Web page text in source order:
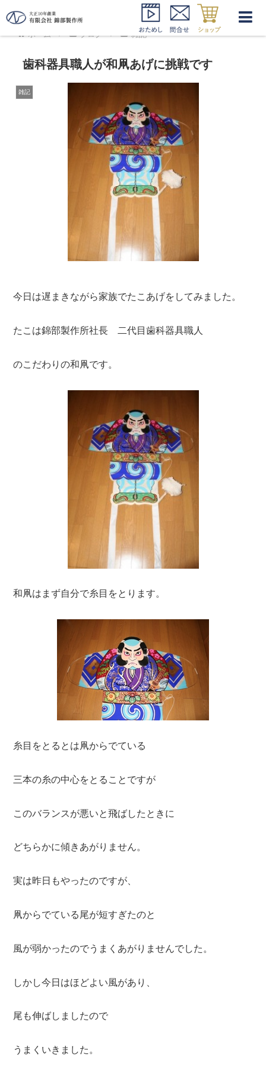
ホーム ブログ 雑記
歯科器具職人が和凧あげに挑戦です
雑記
今日は遅まきながら家族でたこあげをしてみました。
たこは錦部製作所社長 二代目歯科器具職人
のこだわりの和凧です。
和凧はまず自分で糸目をとります。
糸目をとるとは凧からでている
三本の糸の中心をとることですが
このバランスが悪いと飛ばしたときに
どちらかに傾きあがりません。
実は昨日もやったのですが、
凧からでている尾が短すぎたのと
風が弱かったのでうまくあがりませんでした。
しかし今日はほどよい風があり、
尾も伸ばしましたので
うまくいきました。